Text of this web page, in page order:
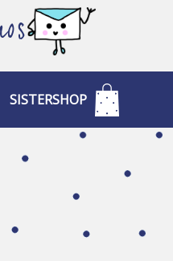
SISTERSHOP